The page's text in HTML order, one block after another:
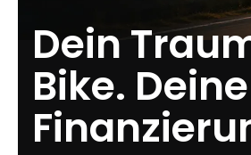
Dein
Bike. Deine